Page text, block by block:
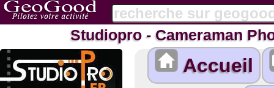
Studiopro - Cameraman
Accueil